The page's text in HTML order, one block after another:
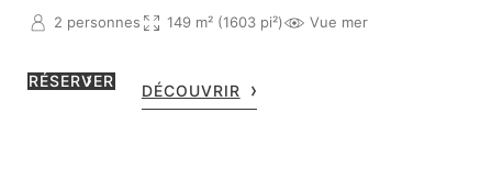
2 personnes 149 m² (1603 pi²) Vue mer
RÉSERVER
DÉCOUVRIR